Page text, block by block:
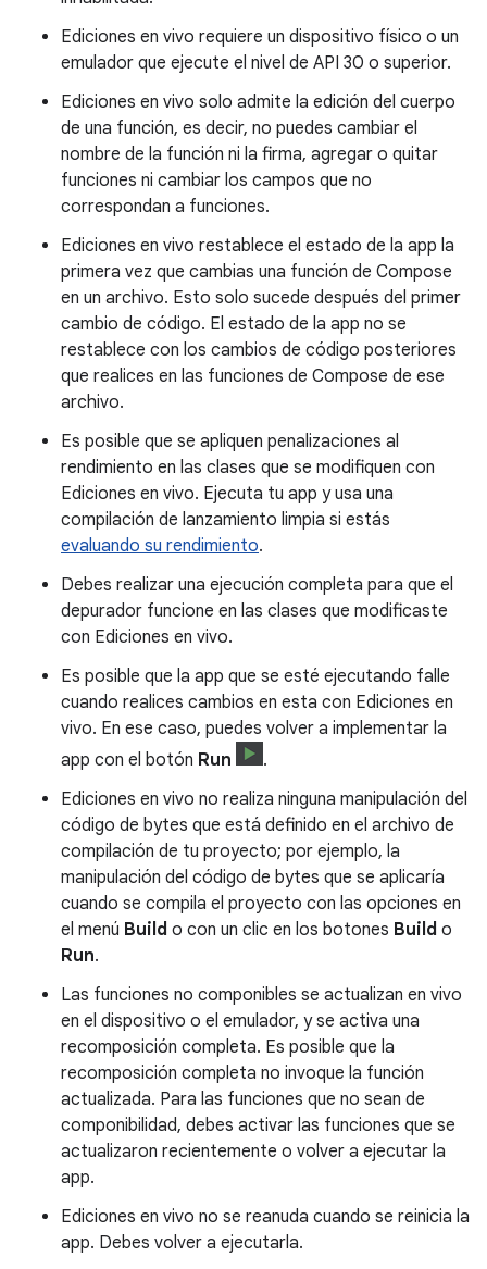
Ediciones en vivo requiere un dispositivo físico o un
emulador que ejecute el nivel de API 30 o superior.
Ediciones en vivo solo admite la edición del cuerpo
de una función, es decir, no puedes cambiar el
nombre de la función ni la firma, agregar o quitar
funciones ni cambiar los campos que no
correspondan a funciones.
Ediciones en vivo restablece el estado de la app la
primera vez que cambias una función de Compose
en un archivo. Esto solo sucede después del primer
cambio de código. El estado de la app no se
restablece con los cambios de código posteriores
que realices en las funciones de Compose de ese
archivo.
Es posible que se apliquen penalizaciones al
rendimiento en las clases que se modifiquen con
Ediciones en vivo. Ejecuta tu app y usa una
compilación de lanzamiento limpia si estás
evaluando su rendimiento.
Debes realizar una ejecución completa para que el
depurador funcione en las clases que modificaste
con Ediciones en vivo.
Es posible que la app que se esté ejecutando falle
cuando realices cambios en esta con Ediciones en
vivo. En ese caso, puedes volver a implementar la
app con el botón Run
.
Ediciones en vivo no realiza ninguna manipulación del
código de bytes que está definido en el archivo de
compilación de tu proyecto; por ejemplo, la
manipulación del código de bytes que se aplicaría
cuando se compila el proyecto con las opciones en
el menú Build o con un clic en los botones Build o
Run.
Las funciones no componibles se actualizan en vivo
en el dispositivo o el emulador, y se activa una
recomposición completa. Es posible que la
recomposición completa no invoque la función
actualizada. Para las funciones que no sean de
componibilidad, debes activar las funciones que se
actualizaron recientemente o volver a ejecutar la
app.
Ediciones en vivo no se reanuda cuando se reinicia la
app. Debes volver a ejecutarla.